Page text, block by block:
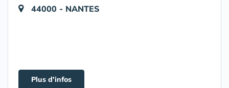
44000 - NANTES
Plus d'infos